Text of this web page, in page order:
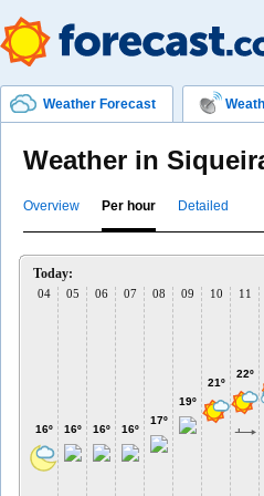
Weather Forecast
Weather in
Overview Per hour Detailed
Today:
04
16º
05
16º
06
16º
07
16º
08
17º
09
19º
10
21º
11
22º